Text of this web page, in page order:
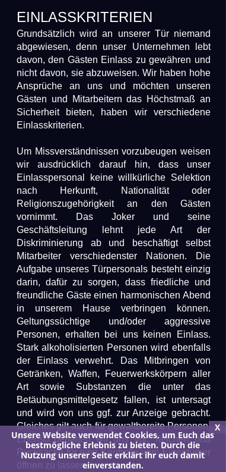
EINLASSKRITERIEN
Grundsätzlich wird an unserer Tür niemand
abgewiesen, denn unser Unternehmen lebt
davon, den Gästen Einlass zu gewähren und
nicht davon, sie abzuweisen. Wir haben hohe
Ansprüche an uns und möchten unseren
Gästen und Mitarbeitern das Höchstmaß an
Sicherheit bieten, haben wir verschiedene
Einlasskriterien.
Um Missverständnissen vorzubeugen weisen
wir ausdrücklich darauf hin, dass unser
Einlasspersonal keine willkürliche Selektion
nach Herkunft, Nationalität oder
Religionszugehörigkeit an den Gästen
vornimmt. Das Joker und seine
Geschäftsleitung lehnt jede Art der
Diskriminierung ab und beschäftigt selbst
Mitarbeiter verschiedenster Nationen. Die
Aufgabe unseres Türpersonals besteht einzig
darin, dafür zu sorgen, dass friedliche und
freundliche Gäste einen harmonischen Abend
in unserem Hause verbringen können.
Geltungssüchtige und/oder aggressive
Personen, erhalten bei uns keinen Einlass.
Stark alkoholisierten Personen wird ebenfalls
der Einlass verwehrt. Das Mitbringen von
Getränken, Waffen, Feuerwerkskörpern aller
Art sowie Substanzen die unter das
Betäubungsmittelgesetz fallen, ist untersagt
und wird von uns ggf. zur Anzeige gebracht.
Gleiches gilt auch für gewaltbereite Personen.
Ebenso behalten wir uns vor, Taschen und
Rucksäcke für eine Kontrolle vom Eigentümer
öffnen zu lassen.
Unsere Website verwendet Cookies, um Euch das
bestmögliche Erlebnis zu bieten. Durch die
Nutzung unserer Seite erklärt ihr euch damit
einverstanden.
X